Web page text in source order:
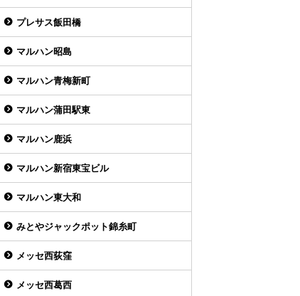
プレサス飯田橋
マルハン昭島
マルハン青梅新町
マルハン蒲田駅東
マルハン鹿浜
マルハン新宿東宝ビル
マルハン東大和
みとやジャックポット錦糸町
メッセ西荻窪
メッセ西葛西